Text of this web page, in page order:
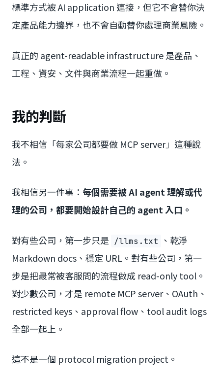
標準方式被 AI application 連接，但它不會替你決
定產品能力邊界，也不會自動替你處理商業風險。
真正的 agent-readable infrastructure 是產品、
工程、資安、文件與商業流程一起重做。
我的判斷
我不相信「每家公司都要做 MCP server」這種說
法。
我相信另一件事： 每個需要被 AI agent 理解或代
理的公司，都要開始設計自己的 agent 入口。
對有些公司，第一步只是 /llms.txt 、乾淨
Markdown docs、穩定 URL。對有些公司，第一
步是把最常被客服問的流程做成 read-only tool。
對少數公司，才是 remote MCP server、OAuth、
restricted keys、approval flow、tool audit logs
全部一起上。
這不是一個 protocol migration project。